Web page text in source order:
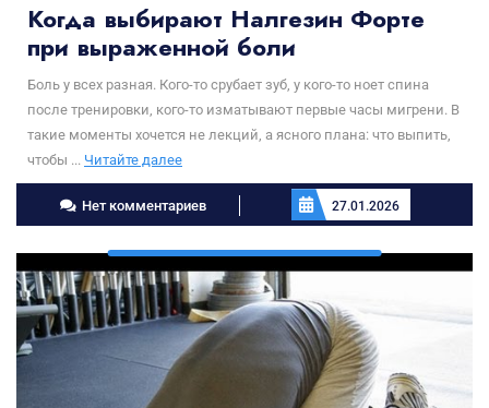
Когда выбирают Налгезин Форте
при выраженной боли
Боль у всех разная. Кого-то срубает зуб, у кого-то ноет спина
после тренировки, кого-то изматывают первые часы мигрени. В
такие моменты хочется не лекций, а ясного плана: что выпить,
чтобы ... Читайте далееЧитайте
далее
Нет комментариев
27.01.2026